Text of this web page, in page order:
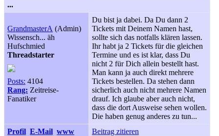
...
GrandmasterA (Admin)
Wissensch... äh
Hufschmied
Threadstarter
Posts: 4104
Rang: Zeitreise-
Fanatiker
Du bist ja dabei. Da Du dann 2
Tickets mit Deinem Namen hast,
sollte sich das notfalls klären lassen.
Ihr habt ja 2 Tickets für die gleichen
Termine und es ist klar, dass Du
nicht 2 für Dich allein bestellt hast.
Man kann ja auch direkt mehrere
Tickets bestellen. Da stehen dann
sicherlich auch nicht mehrere Namen
drauf. Ich glaube aber auch nicht,
dass die dort Ausweise sehen wollen.
Die haben genug anderes zu tun...
Profil E-Mail www Beitrag zitieren